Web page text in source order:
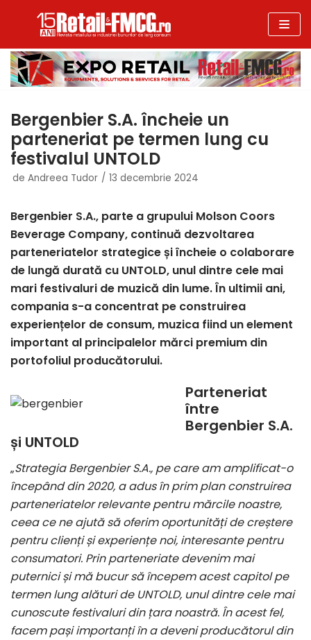
la
conținut
Bergenbier S.A. încheie un
parteneriat pe termen lung cu
festivalul UNTOLD
de Andreea Tudor 13 decembrie 2024
Bergenbier S.A., parte a grupului Molson Coors
Beverage Company, continuă dezvoltarea
parteneriatelor strategice și încheie o colaborare
de lungă durată cu UNTOLD, unul dintre cele mai
mari festivaluri de muzică din lume. În ultimii ani,
compania s-a concentrat pe construirea
experiențelor de consum, muzica fiind un element
important al principalelor mărci premium din
portofoliul producătorului.
Parteneriat
între
Bergenbier S.A.
și UNTOLD
„Strategia Bergenbier S.A., pe care am amplificat-o
începând din 2020, a adus în prim plan construirea
parteneriatelor relevante pentru mărcile noastre,
ceea ce ne ajută să oferim oportunități de creștere
pentru clienți și experiențe noi, interesante pentru
consumatori. Prin parteneriate devenim mai
puternici și mă bucur să începem acest capitol pe
termen lung alături de UNTOLD, unul dintre cele mai
cunoscute festivaluri din țara noastră. În acest fel,
facem pași importanți în a deveni producătorul din